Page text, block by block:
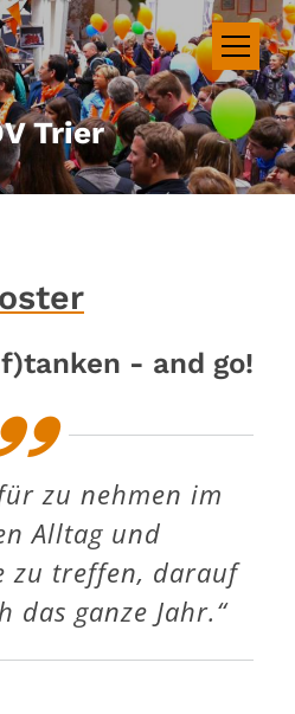
Trier
- and go!
zu nehmen im
Alltag und
zu treffen, darauf
das ganze Jahr.“